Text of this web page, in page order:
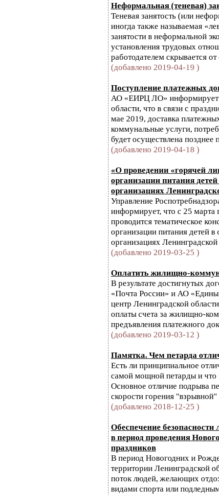
Неформальная (теневая)
Теневая занятость (или
иногда также называемая
занятости в неформальной
установления трудовых
работодателем скрывается
(добавлено 2019-04-19 )
Поступление платежных
АО «ЕИРЦ ЛО» информирует
области, что в связи с
мае 2019, доставка
коммунальные услуги,
будет осуществлена позднее
(добавлено 2019-04-18 )
«О проведении «горячей
организации питания
организациях
Управление
информирует, что с 25 марта
проводится тематическое
организации питания детей в
организациях
(добавлено 2019-03-25 )
Оплатить жилищно-
В результате достигнутых
«Почта России» и АО
центр Ленинградской
оплаты счета за жилищно-
предъявления платежного
(добавлено 2019-03-12 )
Памятка. Чем петарда
Есть ли принципиальное
самой мощной петарды и
Основное отличие подрыва
скорости горения
(добавлено 2018-12-25 )
Обеспечение
в период проведения
праздников
В период Новогодних и
территории Ленинградской
поток людей, желающих
видами спорта или